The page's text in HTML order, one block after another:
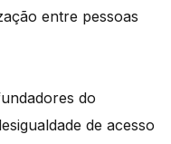
entre pessoas
do
de acesso